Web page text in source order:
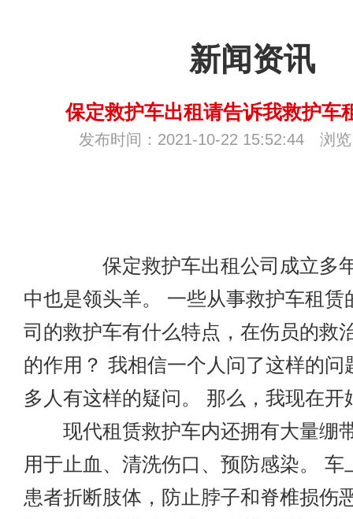
新闻资讯
保定救护车出租请告诉我救护车
发布时间：2021-10-22 15:52:44 浏览
保定救护车出租公司成立多年
中也是领头羊。 一些从事救护车租赁
司的救护车有什么特点，在伤员的救
的作用？ 我相信一个人问了这样的问
多人有这样的疑问。 那么，我现在开
现代租赁救护车内还拥有大量绷
用于止血、清洗伤口、预防感染。 车
患者折断肢体，防止脖子和脊椎损伤